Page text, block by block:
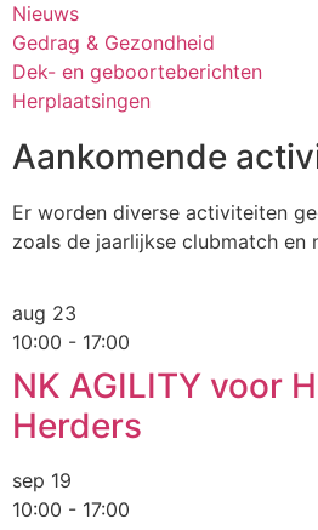
Nieuws
Gedrag & Gezondheid
Dek- en geboorteberichten
Herplaatsingen
Aankomende
Er worden diverse activiteiten
zoals de jaarlijkse clubmatch en
aug 23
10:00 - 17:00
NK AGILITY voor
Herders
sep 19
10:00 - 17:00